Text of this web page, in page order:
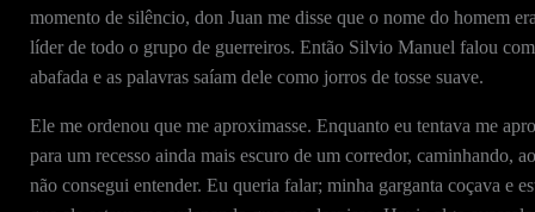
momento de silêncio, don Juan me disse que o nome do homem
líder de todo o grupo de guerreiros. Então Silvio Manuel falou
abafada e as palavras saíam dele como jorros de tosse suave.
Ele me ordenou que me aproximasse. Enquanto eu tentava me
para um recesso ainda mais escuro de um corredor, caminhando,
não consegui entender. Eu queria falar; minha garganta coçava e